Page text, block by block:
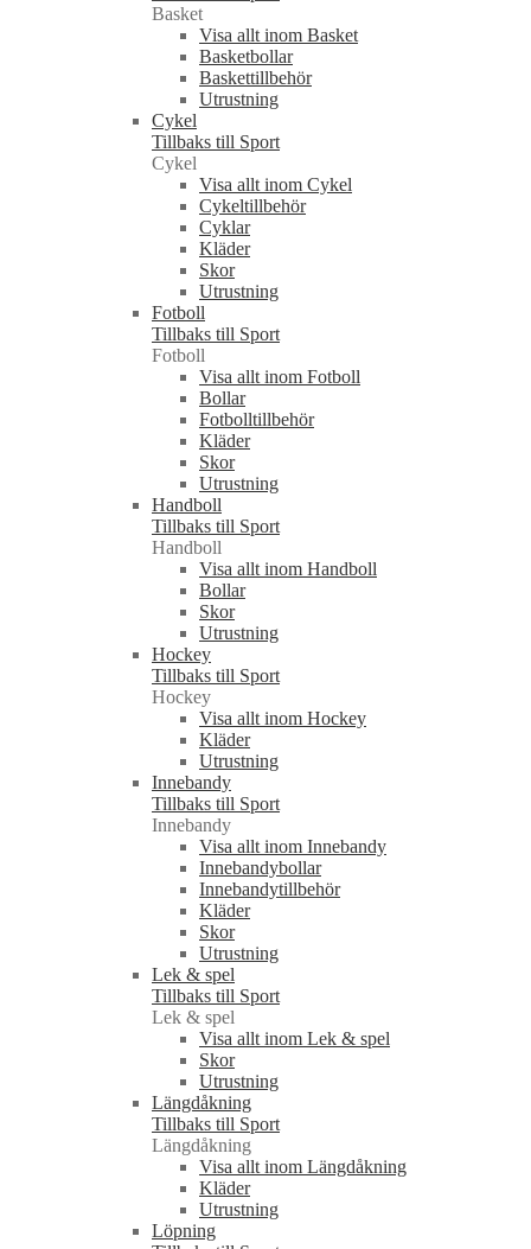
Basket
Visa allt inom Basket
Basketbollar
Baskettillbehör
Utrustning
Cykel
Tillbaks till Sport
Cykel
Visa allt inom Cykel
Cykeltillbehör
Cyklar
Kläder
Skor
Utrustning
Fotboll
Tillbaks till Sport
Fotboll
Visa allt inom Fotboll
Bollar
Fotbolltillbehör
Kläder
Skor
Utrustning
Handboll
Tillbaks till Sport
Handboll
Visa allt inom Handboll
Bollar
Skor
Utrustning
Hockey
Tillbaks till Sport
Hockey
Visa allt inom Hockey
Kläder
Utrustning
Innebandy
Tillbaks till Sport
Innebandy
Visa allt inom Innebandy
Innebandybollar
Innebandytillbehör
Kläder
Skor
Utrustning
Lek & spel
Tillbaks till Sport
Lek & spel
Visa allt inom Lek & spel
Skor
Utrustning
Längdåkning
Tillbaks till Sport
Längdåkning
Visa allt inom Längdåkning
Kläder
Utrustning
Löpning